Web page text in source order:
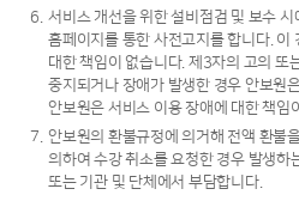
6. 서비스 개선을 위한 설비점검 및 보수
홈페이지를 통한 사전고지를 합니다. 이
대한 책임이 없습니다. 제3자의 고의 또
중지되거나 장애가 발생한 경우 안보원
안보원은 서비스 이용 장애에 대한 책임
7.
안보원의 환불규정에 의거해 전액 환불
의하여 수강 취소를 요청한 경우 발생하
또는 기관 및 단체에서 부담합니다.